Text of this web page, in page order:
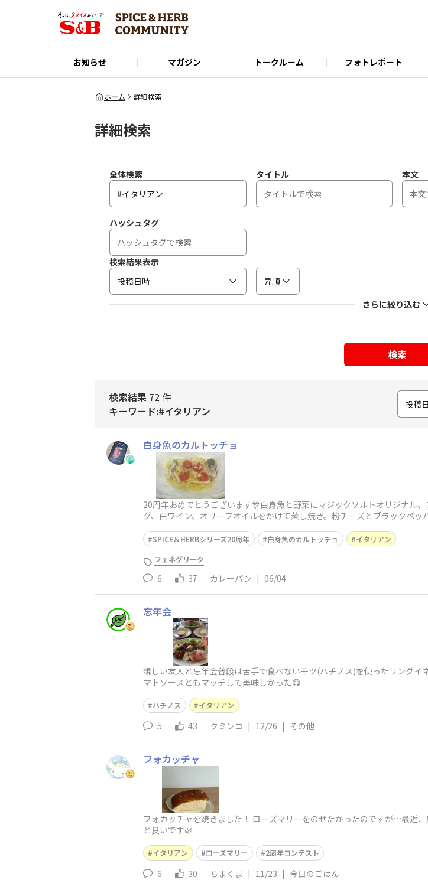
お知らせ マガジン トークルーム フォトレポート
Instagram X(Twitter)
SPICE&HERB COMMUNITYに関するお問い合わせ
使い方ガイド
ホーム 詳細検索
詳細検索
全体検索 タイトル 本文
ハッシュタグ
検索結果表示
投稿日時
昇順
さらに絞り込む
検索
検索結果 72 件
キーワード:#イタリアン
投稿
白身魚のカルトッチョ
20周年おめでとうございます🎊白身魚と野菜にマジックソルトオリジナル
グ、白ワイン、オリーブオイルをかけて蒸し焼き。粉チーズとブラックペ
SPICE＆HERBシリーズ20周年 白身魚のカルトッチョ イタリアン
フェネグリーク
6 37 カレーパン | 06/04
忘年会
親しい友人と忘年会普段は苦手で食べないモツ(ハチノス)を使ったリング
マトソースともマッチして美味しかった😋
ハチノス イタリアン
5 43 クミンコ | 12/26 | その他
フォカッチャ
フォカッチャを焼きました！ ローズマリーをのせたかったのですが…最近
と良いです🌿
イタリアン ローズマリー 2周年コンテスト
6 30 ちまくま | 11/23 | 今日のごはん